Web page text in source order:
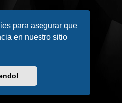
para asegurar que
en nuestro sitio